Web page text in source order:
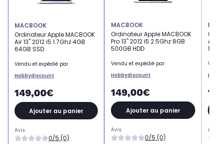
MACBOOK
Ordinateur Apple MACBOOK
Air 13" 2012 i5 1.7Ghz 4GB
64GB SSD
Vendu et expédié par
Hobbydiscount
149,00€
Ajouter au panier
Avis
0/5 (0)
MACBOOK
Ordinateur Apple MACBOOK
Pro 13" 2012 i5 2.5Ghz 8GB
500GB HDD
Vendu et expédié par
Hobbydiscount
149,00€
Ajouter au panier
Avis
0/5 (0)
Air